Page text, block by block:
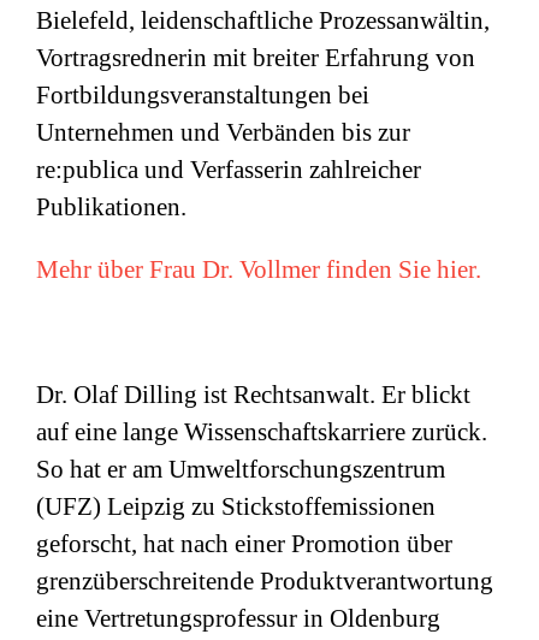
Bielefeld, leidenschaftliche Prozessanwältin,
Vortragsrednerin mit breiter Erfahrung von
Fortbildungsveranstaltungen bei
Unternehmen und Verbänden bis zur
re:publica und Verfasserin zahlreicher
Publikationen.
Mehr über Frau Dr. Vollmer finden Sie hier.
Dr. Olaf Dilling ist Rechtsanwalt. Er blickt
auf eine lange Wissenschaftskarriere zurück.
So hat er am Umweltforschungszentrum
(UFZ) Leipzig zu Stickstoffemissionen
geforscht, hat nach einer Promotion über
grenzüberschreitende Produktverantwortung
eine Vertretungsprofessur in Oldenburg